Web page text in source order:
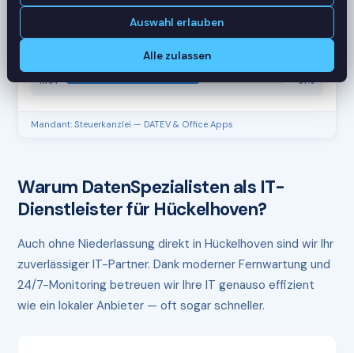
CPU
62%
RAM
61%
Mandant: Steuerkanzlei — DATEV & Office Apps
Warum DatenSpezialisten als IT-
Dienstleister für Hückelhoven?
Auch ohne Niederlassung direkt in Hückelhoven sind wir Ihr
zuverlässiger IT-Partner. Dank moderner Fernwartung und
24/7-Monitoring betreuen wir Ihre IT genauso effizient
wie ein lokaler Anbieter — oft sogar schneller.
Auswahl erlauben
Alle zulassen